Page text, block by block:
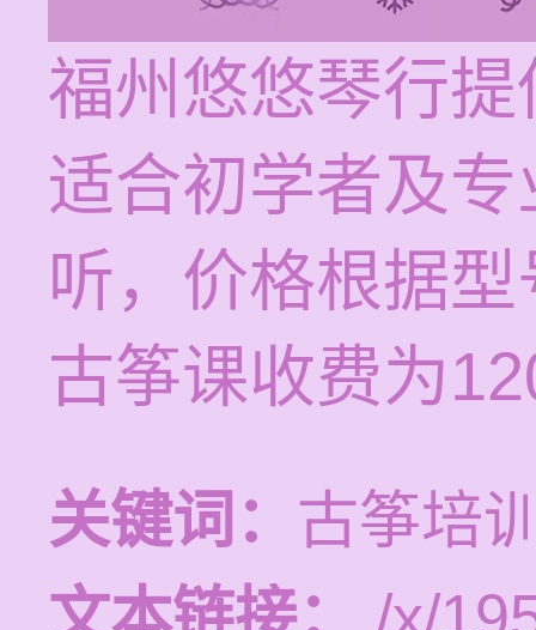
福州悠悠琴行
适合初学者及
听，价格根据
古筝课收费为
关键词： 古筝培